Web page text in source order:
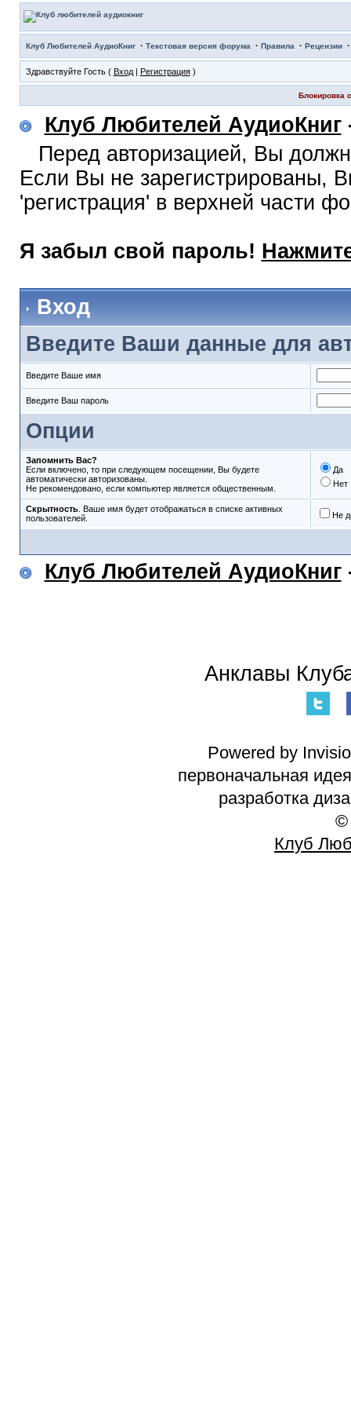
Клуб Любителей АудиоКниг· Текстовая версия форума · Правила · Рецензии
Здравствуйте Гость ( Вход| Регистрация)
Блокировка
Клуб Любителей АудиоКниг
Перед авторизацией, Вы
Если Вы не зарегистрированы,
'регистрация' в верхней части
Я забыл свой пароль!
Вход
Введите Ваши данные для
Введите Ваше имя
Введите Ваш пароль
Опции
Запомнить Вас?
Если включено, то при следующем посещении, Вы будете
автоматически авторизованы.
Не рекомендовано, если компьютер является общественным.
Да
Нет
Скрытность. Ваше имя будет отображаться в списке активных
пользователей.
Не
Клуб Любителей АудиоКниг
Анклавы
Powered by
первоначальная
разработка
©
Клуб